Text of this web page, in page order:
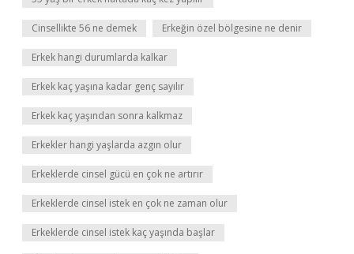
Cinsellikte 56 ne demek Erkeğin özel bölgesine ne denir
Erkek hangi durumlarda kalkar
Erkek kaç yaşına kadar genç sayılır
Erkek kaç yaşından sonra kalkmaz
Erkekler hangi yaşlarda azgın olur
Erkeklerde cinsel gücü en çok ne artırır
Erkeklerde cinsel istek en çok ne zaman olur
Erkeklerde cinsel istek kaç yaşında başlar